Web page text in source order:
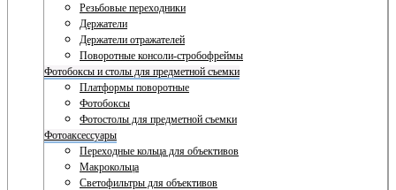
Резьбовые переходники
Держатели
Держатели отражателей
Поворотные консоли-стробофреймы
Фотобоксы и столы для предметной съемки
Платформы поворотные
Фотобоксы
Фотостолы для предметной съемки
Фотоаксессуары
Переходные кольца для объективов
Макрокольца
Светофильтры для объективов